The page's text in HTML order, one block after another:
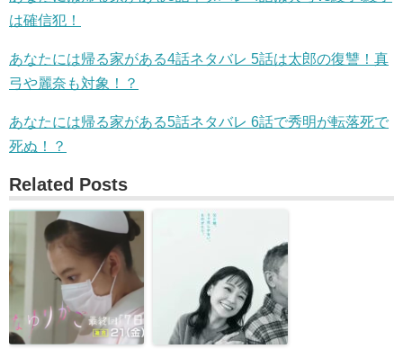
は確信犯！
あなたには帰る家がある4話ネタバレ 5話は太郎の復讐！真
弓や麗奈も対象！？
あなたには帰る家がある5話ネタバレ 6話で秀明が転落死で
死ぬ！？
Related Posts